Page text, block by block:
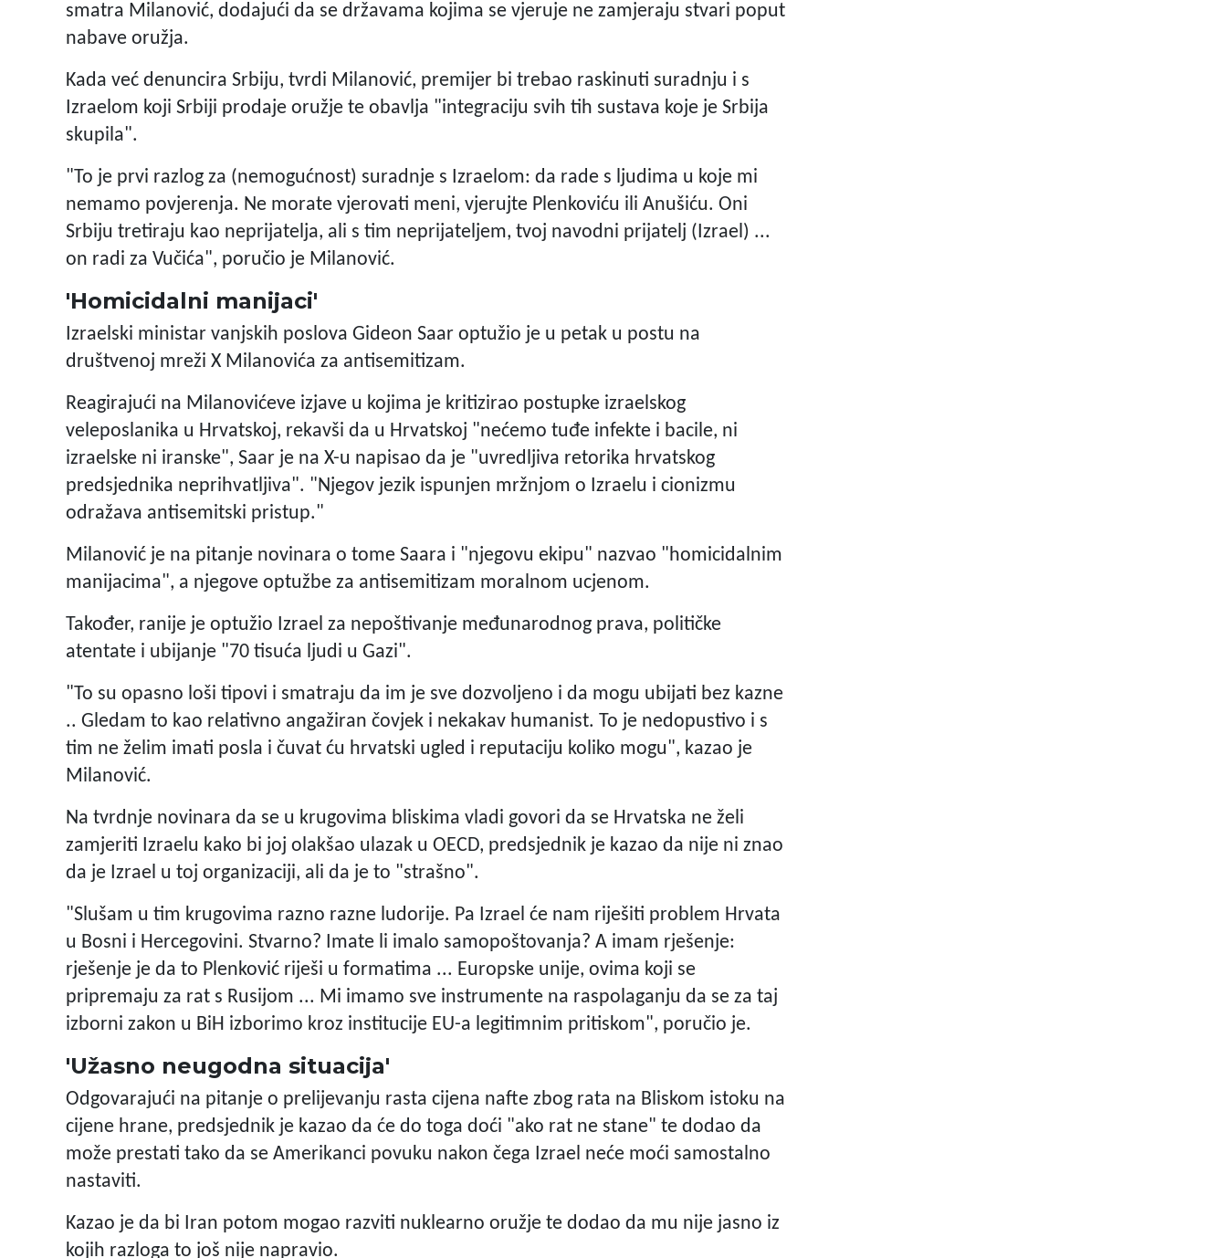
smatra Milanović, dodajući da se državama kojima se vjeruje ne zamjeraju stvari poput
nabave oružja.
Kada već denuncira Srbiju, tvrdi Milanović, premijer bi trebao raskinuti suradnju i s
Izraelom koji Srbiji prodaje oružje te obavlja "integraciju svih tih sustava koje je Srbija
skupila".
"To je prvi razlog za (nemogućnost) suradnje s Izraelom: da rade s ljudima u koje mi
nemamo povjerenja. Ne morate vjerovati meni, vjerujte Plenkoviću ili Anušiću. Oni
Srbiju tretiraju kao neprijatelja, ali s tim neprijateljem, tvoj navodni prijatelj (Izrael) ...
on radi za Vučića", poručio je Milanović.
'Homicidalni manijaci'
Izraelski ministar vanjskih poslova Gideon Saar optužio je u petak u postu na
društvenoj mreži X Milanovića za antisemitizam.
Reagirajući na Milanovićeve izjave u kojima je kritizirao postupke izraelskog
veleposlanika u Hrvatskoj, rekavši da u Hrvatskoj "nećemo tuđe infekte i bacile, ni
izraelske ni iranske", Saar je na X-u napisao da je "uvredljiva retorika hrvatskog
predsjednika neprihvatljiva". "Njegov jezik ispunjen mržnjom o Izraelu i cionizmu
odražava antisemitski pristup."
Milanović je na pitanje novinara o tome Saara i "njegovu ekipu" nazvao "homicidalnim
manijacima", a njegove optužbe za antisemitizam moralnom ucjenom.
Također, ranije je optužio Izrael za nepoštivanje međunarodnog prava, političke
atentate i ubijanje "70 tisuća ljudi u Gazi".
"To su opasno loši tipovi i smatraju da im je sve dozvoljeno i da mogu ubijati bez kazne
.. Gledam to kao relativno angažiran čovjek i nekakav humanist. To je nedopustivo i s
tim ne želim imati posla i čuvat ću hrvatski ugled i reputaciju koliko mogu", kazao je
Milanović.
Na tvrdnje novinara da se u krugovima bliskima vladi govori da se Hrvatska ne želi
zamjeriti Izraelu kako bi joj olakšao ulazak u OECD, predsjednik je kazao da nije ni znao
da je Izrael u toj organizaciji, ali da je to "strašno".
"Slušam u tim krugovima razno razne ludorije. Pa Izrael će nam riješiti problem Hrvata
u Bosni i Hercegovini. Stvarno? Imate li imalo samopoštovanja? A imam rješenje:
rješenje je da to Plenković riješi u formatima ... Europske unije, ovima koji se
pripremaju za rat s Rusijom ... Mi imamo sve instrumente na raspolaganju da se za taj
izborni zakon u BiH izborimo kroz institucije EU-a legitimnim pritiskom", poručio je.
'Užasno neugodna situacija'
Odgovarajući na pitanje o prelijevanju rasta cijena nafte zbog rata na Bliskom istoku na
cijene hrane, predsjednik je kazao da će do toga doći "ako rat ne stane" te dodao da
može prestati tako da se Amerikanci povuku nakon čega Izrael neće moći samostalno
nastaviti.
Kazao je da bi Iran potom mogao razviti nuklearno oružje te dodao da mu nije jasno iz
kojih razloga to još nije napravio.